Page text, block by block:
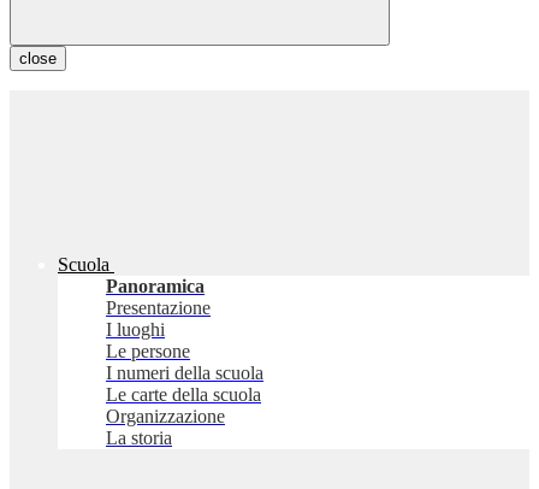
close
Scuola
Panoramica
Presentazione
I luoghi
Le persone
I numeri della scuola
Le carte della scuola
Organizzazione
La storia